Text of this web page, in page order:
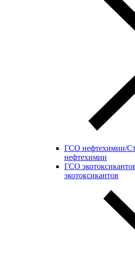
ГСО нефтехимии/
нефтехимии
ГСО
экотоксикантов